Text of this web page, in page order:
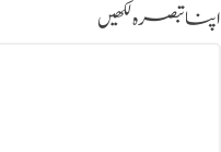
اپنا تبصرہ لکھیں